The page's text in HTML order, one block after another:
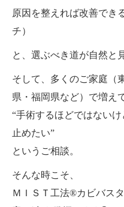
原因を整えれば改善でき
チ）
と、選ぶべき道が自然と
そして、多くのご家庭（
県・福岡県など）で増え
“手術するほどではない
止めたい”
というご相談。
そんな時こそ、
ＭＩＳＴ工法®カビバス